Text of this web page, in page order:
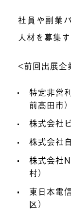
社員や副業
人材を募集
<前回出展
特定非営
前高田市）
株式会社
株式会社
株式会社
村）
東日本電
区）